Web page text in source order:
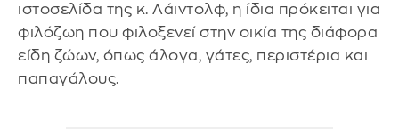
ιστοσελίδα της κ. Λάιντολφ, η ίδια πρόκειται για
φιλόζωη που φιλοξενεί στην οικία της διάφορα
είδη ζώων, όπως άλογα, γάτες, περιστέρια και
παπαγάλους.